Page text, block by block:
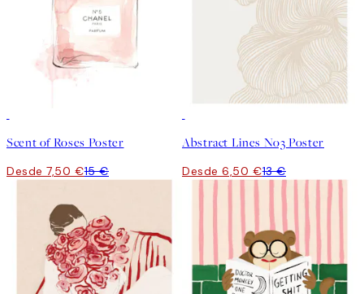
Scent of Roses Poster
Desde 7,50 €15 €
Abstract Lines No3 Poster
Desde 6,50 €13 €